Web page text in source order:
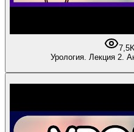
7,5K
Урология. Лекция 2.